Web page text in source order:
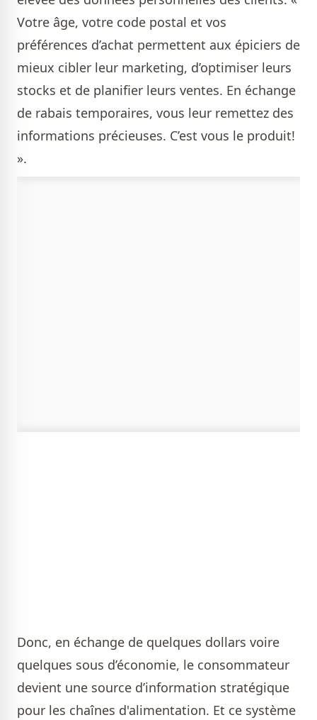
Votre âge, votre code postal et vos
préférences d’achat permettent aux épiciers de
mieux cibler leur marketing, d’optimiser leurs
stocks et de planifier leurs ventes. En échange
de rabais temporaires, vous leur remettez des
informations précieuses. C’est vous le produit!
».
Donc, en échange de quelques dollars voire
quelques sous d’économie, le consommateur
devient une source d’information stratégique
pour les chaînes d'alimentation. Et ce système